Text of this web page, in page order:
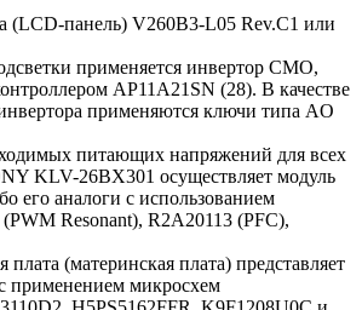
(LCD-панель) V260B3-L05 Rev.C1 или
применяется инвертор CMO,
AP11A21SN (28). В качестве
применяются ключи типа AO
питающих напряжений для всех
KLV-26BX301 осуществляет модуль
его аналоги c использованием
Resonant), R2A20113 (PFC),
(материнская плата) представляет
применением микросхем